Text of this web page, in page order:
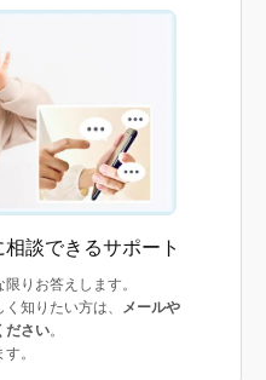
談できるサポート
りお答えします。
知りたい方は、
メールや
ださい。
。